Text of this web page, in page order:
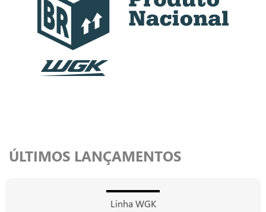
ÚLTIMOS LANÇAMENTOS
Linha WGK